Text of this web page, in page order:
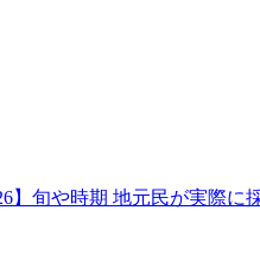
】旬や時期 地元民が実際に